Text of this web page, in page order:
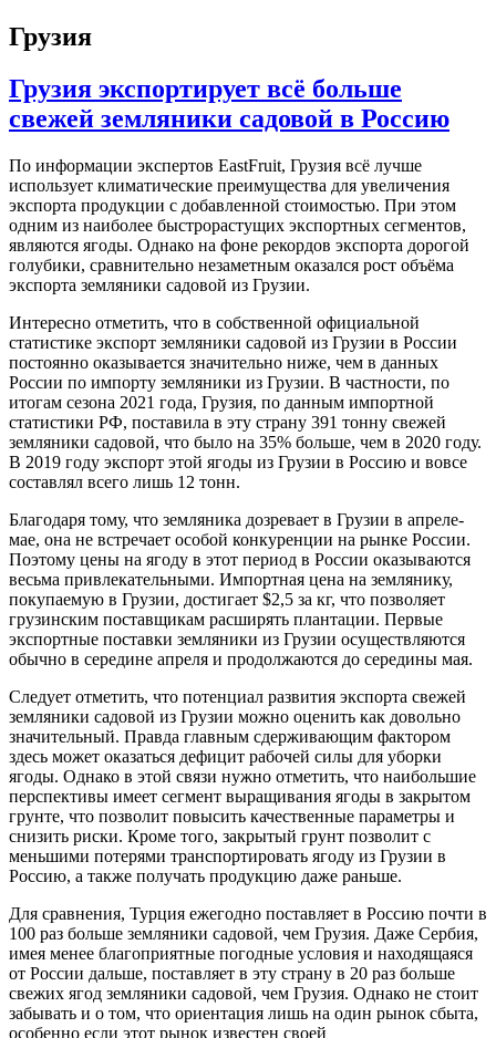
Грузия
Грузия экспортирует всё больше
свежей земляники садовой в Россию
По информации экспертов EastFruit, Грузия всё лучше
использует климатические преимущества для увеличения
экспорта продукции с добавленной стоимостью. При этом
одним из наиболее быстрорастущих экспортных сегментов,
являются ягоды. Однако на фоне рекордов экспорта дорогой
голубики, сравнительно незаметным оказался рост объёма
экспорта земляники садовой из Грузии.
Интересно отметить, что в собственной официальной
статистике экспорт земляники садовой из Грузии в России
постоянно оказывается значительно ниже, чем в данных
России по импорту земляники из Грузии. В частности, по
итогам сезона 2021 года, Грузия, по данным импортной
статистики РФ, поставила в эту страну 391 тонну свежей
земляники садовой, что было на 35% больше, чем в 2020 году.
В 2019 году экспорт этой ягоды из Грузии в Россию и вовсе
составлял всего лишь 12 тонн.
Благодаря тому, что земляника дозревает в Грузии в апреле-
мае, она не встречает особой конкуренции на рынке России.
Поэтому цены на ягоду в этот период в России оказываются
весьма привлекательными. Импортная цена на землянику,
покупаемую в Грузии, достигает $2,5 за кг, что позволяет
грузинским поставщикам расширять плантации. Первые
экспортные поставки земляники из Грузии осуществляются
обычно в середине апреля и продолжаются до середины мая.
Следует отметить, что потенциал развития экспорта свежей
земляники садовой из Грузии можно оценить как довольно
значительный. Правда главным сдерживающим фактором
здесь может оказаться дефицит рабочей силы для уборки
ягоды. Однако в этой связи нужно отметить, что наибольшие
перспективы имеет сегмент выращивания ягоды в закрытом
грунте, что позволит повысить качественные параметры и
снизить риски. Кроме того, закрытый грунт позволит с
меньшими потерями транспортировать ягоду из Грузии в
Россию, а также получать продукцию даже раньше.
Для сравнения, Турция ежегодно поставляет в Россию почти в
100 раз больше земляники садовой, чем Грузия. Даже Сербия,
имея менее благоприятные погодные условия и находящаяся
от России дальше, поставляет в эту страну в 20 раз больше
свежих ягод земляники садовой, чем Грузия. Однако не стоит
забывать и о том, что ориентация лишь на один рынок сбыта,
особенно если этот рынок известен своей